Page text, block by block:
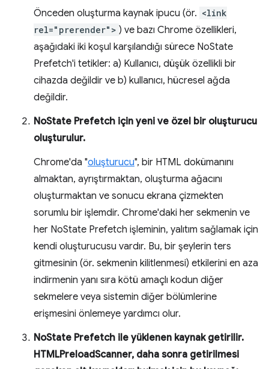
Önceden oluşturma kaynak ipucu (ör. <link
rel="prerender"> ) ve bazı Chrome özellikleri,
aşağıdaki iki koşul karşılandığı sürece NoState
Prefetch'i tetikler: a) Kullanıcı, düşük özellikli bir
cihazda değildir ve b) kullanıcı, hücresel ağda
değildir.
NoState Prefetch için yeni ve özel bir oluşturucu
oluşturulur.
Chrome'da "oluşturucu", bir HTML dokümanını
almaktan, ayrıştırmaktan, oluşturma ağacını
oluşturmaktan ve sonucu ekrana çizmekten
sorumlu bir işlemdir. Chrome'daki her sekmenin ve
her NoState Prefetch işleminin, yalıtım sağlamak için
kendi oluşturucusu vardır. Bu, bir şeylerin ters
gitmesinin (ör. sekmenin kilitlenmesi) etkilerini en aza
indirmenin yanı sıra kötü amaçlı kodun diğer
sekmelere veya sistemin diğer bölümlerine
erişmesini önlemeye yardımcı olur.
NoState Prefetch ile yüklenen kaynak getirilir.
HTMLPreloadScanner, daha sonra getirilmesi